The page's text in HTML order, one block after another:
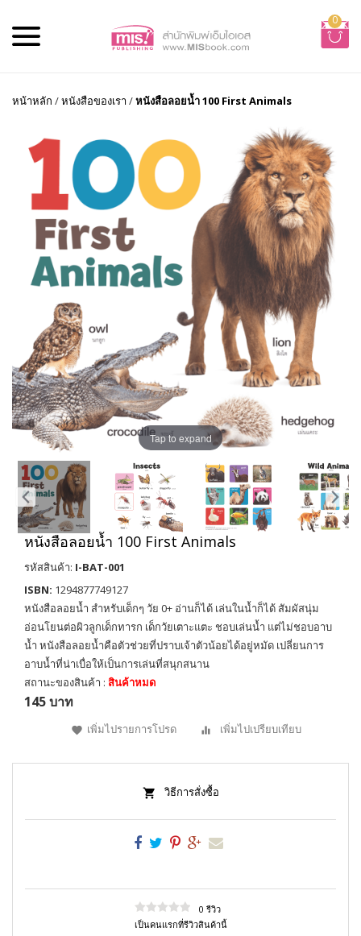
0
หน้าหลัก /หนังสือของเรา /หนังสือลอยน้ำ 100 First Animals
Tap to expand
หนังสือลอยน้ำ 100 First Animals
รหัสสินค้า: I-BAT-001
ISBN: 1294877749127
หนังสือลอยน้ำ สำหรับเด็กๆ วัย 0+ อ่านก็ได้ เล่นในน้ำก็ได้ สัมผัสนุ่ม
อ่อนโยนต่อผิวลูกเด็กทารก เด็กวัยเตาะแตะ ชอบเล่นน้ำ แต่ไม่ชอบอาบ
น้ำ หนังสือลอยน้ำคือตัวช่วยที่ปราบเจ้าตัวน้อยได้อยู่หมัด เปลี่ยนการ
อาบน้ำที่น่าเบื่อให้เป็นการเล่นที่สนุกสนาน
สถานะของสินค้า : สินค้าหมด
145 บาท
เพิ่มไปรายการโปรด เพิ่มไปเปรียบเทียบ
วิธีการสั่งซื้อ
0 รีวิว
เป็นคนแรกที่รีวิวสินค้านี้